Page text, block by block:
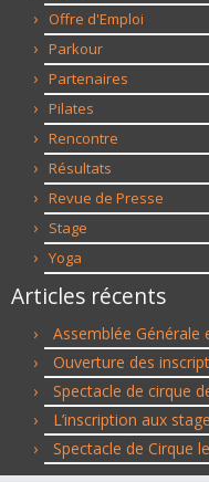
Offre d'Emploi
Parkour
Partenaires
Pilates
Rencontre
Résultats
Revue de Presse
Stage
Yoga
Articles récents
Assemblée
Ouverture des
Spectacle de cirque
L’inscription aux
Spectacle de Cirque